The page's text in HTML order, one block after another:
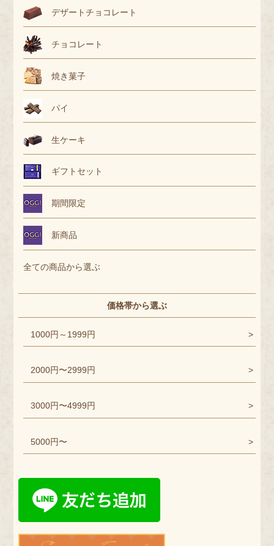
デザートチョコレート
チョコレート
焼き菓子
パイ
生ケーキ
ギフトセット
期間限定
新商品
全ての商品から選ぶ
価格帯から選ぶ
1000円～1999円
2000円〜2999円
3000円〜4999円
5000円〜